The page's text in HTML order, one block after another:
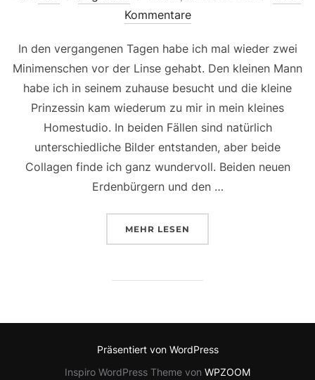
am
Kommentare
In den vergangenen Tagen habe ich mal wieder zwei
Minimenschen vor der Linse gehabt. Den kleinen Mann
habe ich in seinem zuhause besucht und die kleine
Prinzessin kam wiederum zu mir in mein kleines
Homestudio. In beiden Fällen sind natürlich
unterschiedliche Bilder entstanden, aber beide
Collagen finde ich ganz wundervoll. Beiden neuen
Erdenbürgern und den …
MEHR ÜBER „KLEINE
LESEN
Präsentiert von WordPress
Inspiro WordPress Theme von WPZOOM